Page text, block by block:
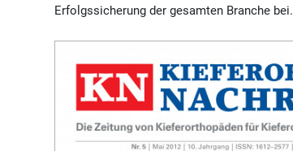
Erfolgssicherung der gesamten Branche bei.